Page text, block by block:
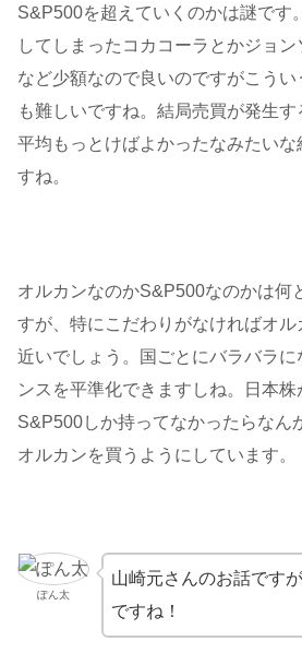
S&P500を超えていくのかは謎です
してしまったコカコーラとかジョ
など少額なので良いのですがこう
も難しいですね。結局売買が発生
平均もっとけばよかったなみたい
すね。
オルカンなのかS&P500なのかは何
すが、特にこだわりがなければオ
近いでしょう。国ごとにバラバラ
ンスを平準化できますしね。日本
S&P500しか持ってなかったらなん
オルカンを買うようにしています。
ぽん太
山崎元さんのお話です
ですね！